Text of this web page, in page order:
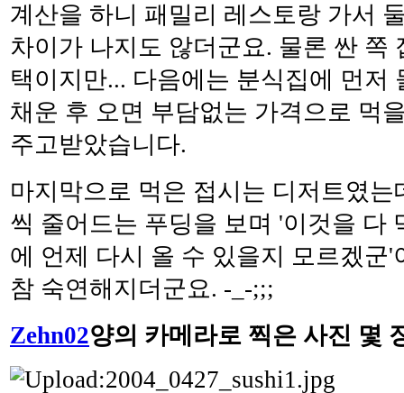
계산을 하니 패밀리 레스토랑 가서
차이가 나지도 않더군요. 물론 싼 쪽
택이지만... 다음에는 분식집에 먼저
채운 후 오면 부담없는 가격으로 먹
주고받았습니다.
마지막으로 먹은 접시는 디저트였는
씩 줄어드는 푸딩을 보며 '이것을 다
에 언제 다시 올 수 있을지 모르겠군'
참 숙연해지더군요. -_-;;;
Zehn02양의 카메라로 찍은 사진 몇